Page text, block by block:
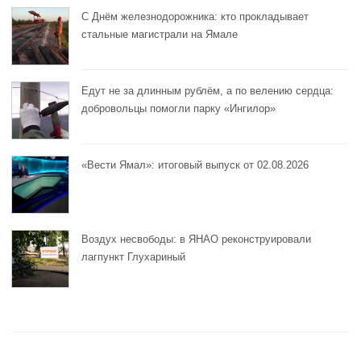
С Днём железнодорожника: кто прокладывает
стальные магистрали на Ямале
Едут не за длинным рублём, а по велению сердца:
добровольцы помогли парку «Ингилор»
«Вести Ямал»: итоговый выпуск от 02.08.2026
Воздух несвободы: в ЯНАО реконструировали
лагпункт Глухариный